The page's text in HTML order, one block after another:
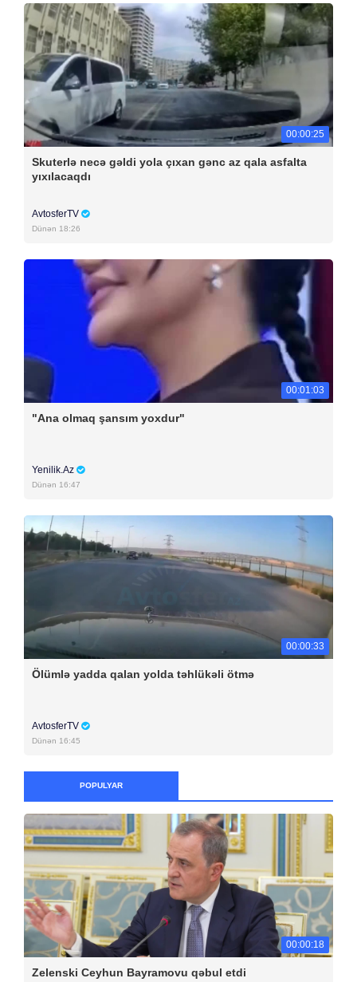
00:00:25
Skuterlə necə gəldi yola çıxan gənc az qala asfalta
yıxılacaqdı
AvtosferTV
Dünən 18:26
00:01:03
"Ana olmaq şansım yoxdur"
Yenilik.Az
Dünən 16:47
00:00:33
Ölümlə yadda qalan yolda təhlükəli ötmə
AvtosferTV
Dünən 16:45
POPULYAR
00:00:18
Zelenski Ceyhun Bayramovu qəbul etdi